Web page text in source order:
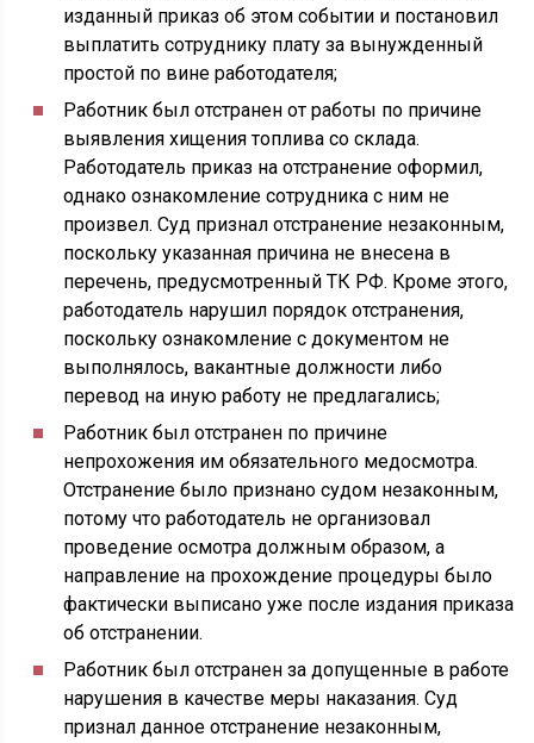
изданный приказ об этом событии и постановил
выплатить сотруднику плату за вынужденный
простой по вине работодателя;
Работник был отстранен от работы по причине
выявления хищения топлива со склада.
Работодатель приказ на отстранение оформил,
однако ознакомление сотрудника с ним не
произвел. Суд признал отстранение незаконным,
поскольку указанная причина не внесена в
перечень, предусмотренный ТК РФ. Кроме этого,
работодатель нарушил порядок отстранения,
поскольку ознакомление с документом не
выполнялось, вакантные должности либо
перевод на иную работу не предлагались;
Работник был отстранен по причине
непрохожения им обязательного медосмотра.
Отстранение было признано судом незаконным,
потому что работодатель не организовал
проведение осмотра должным образом, а
направление на прохождение процедуры было
фактически выписано уже после издания приказа
об отстранении.
Работник был отстранен за допущенные в работе
нарушения в качестве меры наказания. Суд
признал данное отстранение незаконным,